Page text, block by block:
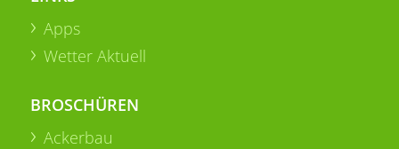
Apps
Wetter Aktuell
BROSCHÜREN
Ackerbau